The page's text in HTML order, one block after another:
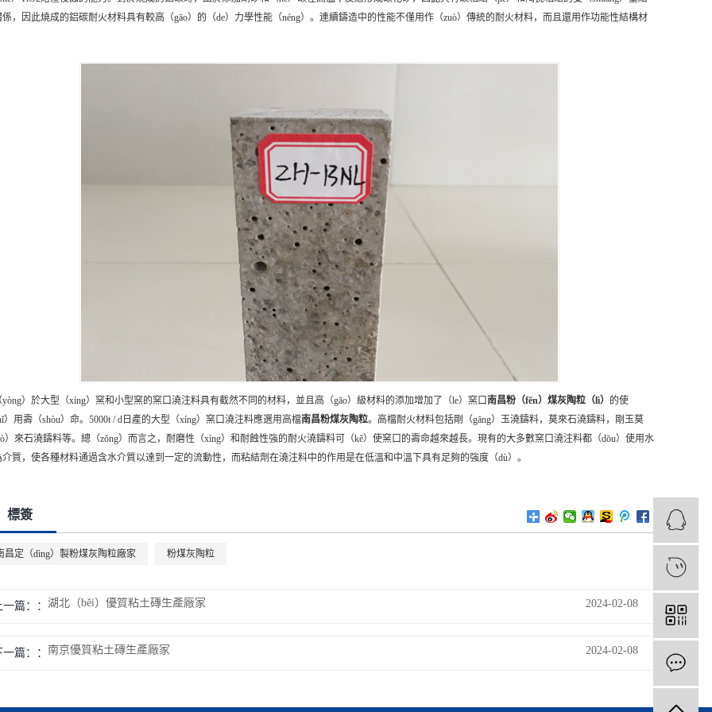
係，因此燒成的鋁碳耐火材料具有較高（gāo）的（de）力學性能（néng）。連續鑄造中的性能不僅用作（zuò）傳統的耐火材料，而且還用作功能性結構材
yòng）於大型（xíng）窯和小型窯的窯口澆注料具有截然不同的材料，並且高（gāo）級材料的添加增加了（le）窯口 南昌粉（fěn）煤灰陶粒（lì） 的使
）用壽（shòu）命。5000t / d日產的大型（xíng）窯口澆注料應選用高檔南昌粉煤灰陶粒。高檔耐火材料包括剛（gāng）玉澆鑄料，莫來石澆鑄料，剛玉莫
）來石澆鑄料等。總（zǒng）而言之，耐磨性（xìng）和耐蝕性強的耐火澆鑄料可（kě）使窯口的壽命越來越長。現有的大多數窯口澆注料都（dōu）使用水
介質，使各種材料通過含水介質以達到一定的流動性，而粘結劑在澆注料中的作用是在低溫和中溫下具有足夠的強度（dù）。
標簽
昌定（dìng）製粉煤灰陶粒廠家 粉煤灰陶粒
篇： 湖北（běi）優質粘土磚生產廠家 2024-02-08
篇： 南京優質粘土磚生產廠家 2024-02-08